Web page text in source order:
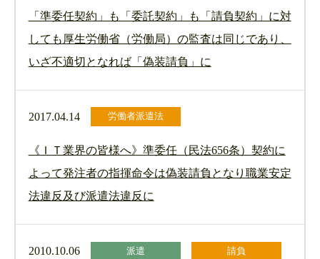
「準委任契約」も「委託契約」も「請負契約」に対
しても厚生労働省（労働局）の監査は同じであり、
いざ不適切となれば「偽装請負」に
2017.04.14 労働者派遣法
《ＩＴ業界の皆様へ》準委任（民法656条）契約に
よって発注者の指揮命令は偽装請負となり職業安定
法違反及び派遣法違反に
2010.10.06 派遣 請負